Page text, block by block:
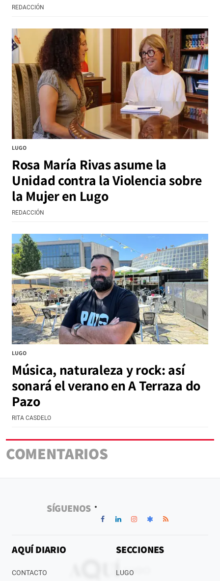
REDACCIÓN
LUGO
Rosa María Rivas asume la
Unidad contra la Violencia sobre
la Mujer en Lugo
REDACCIÓN
LUGO
Música, naturaleza y rock: así
sonará el verano en A Terraza do
Pazo
RITA CASDELO
COMENTARIOS
SÍGUENOS
AQUÍ DIARIO
CONTACTO
SECCIONES
LUGO